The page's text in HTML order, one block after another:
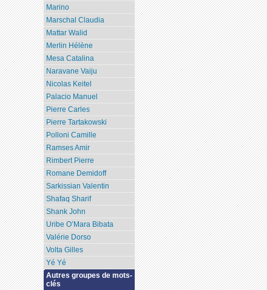
Marino
Marschal Claudia
Mattar Walid
Merlin Hélène
Mesa Catalina
Naravane Vaiju
Nicolas Keitel
Palacio Manuel
Pierre Carles
Pierre Tartakowski
Polloni Camille
Ramses Amir
Rimbert Pierre
Romane Demidoff
Sarkissian Valentin
Shafaq Sharif
Shank John
Uribe O’Mara Bibata
Valérie Dorso
Volta Gilles
Yé Yé
Autres groupes de mots-
clés